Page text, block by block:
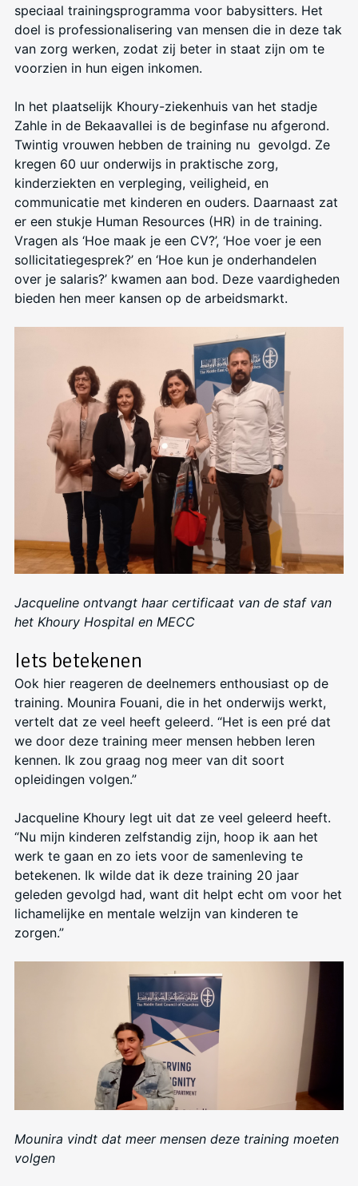
speciaal trainingsprogramma voor babysitters. Het
doel is professionalisering van mensen die in deze tak
van zorg werken, zodat zij beter in staat zijn om te
voorzien in hun eigen inkomen.
In het plaatselijk Khoury-ziekenhuis van het stadje
Zahle in de Bekaavallei is de beginfase nu afgerond.
Twintig vrouwen hebben de training nu gevolgd. Ze
kregen 60 uur onderwijs in praktische zorg,
kinderziekten en verpleging, veiligheid, en
communicatie met kinderen en ouders. Daarnaast zat
er een stukje Human Resources (HR) in de training.
Vragen als ‘Hoe maak je een CV?’, ‘Hoe voer je een
sollicitatiegesprek?’ en ‘Hoe kun je onderhandelen
over je salaris?’ kwamen aan bod. Deze vaardigheden
bieden hen meer kansen op de arbeidsmarkt.
Jacqueline ontvangt haar certificaat van de staf van
het Khoury Hospital en MECC
Iets betekenen
Ook hier reageren de deelnemers enthousiast op de
training. Mounira Fouani, die in het onderwijs werkt,
vertelt dat ze veel heeft geleerd. “Het is een pré dat
we door deze training meer mensen hebben leren
kennen. Ik zou graag nog meer van dit soort
opleidingen volgen.”
Jacqueline Khoury legt uit dat ze veel geleerd heeft.
“Nu mijn kinderen zelfstandig zijn, hoop ik aan het
werk te gaan en zo iets voor de samenleving te
betekenen. Ik wilde dat ik deze training 20 jaar
geleden gevolgd had, want dit helpt echt om voor het
lichamelijke en mentale welzijn van kinderen te
zorgen.”
Mounira vindt dat meer mensen deze training moeten
volgen